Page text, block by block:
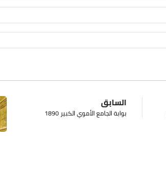
السابق
بوابة الجامع الأموي الكبير 1890